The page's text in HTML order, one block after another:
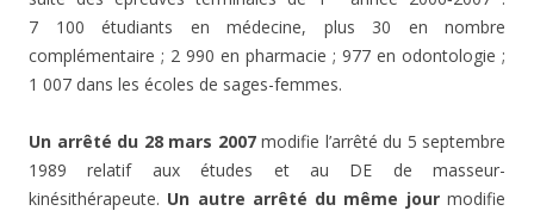
7 100 étudiants en médecine, plus 30 en nombre
complémentaire ; 2 990 en pharmacie ; 977 en odontologie ;
1 007 dans les écoles de sages-femmes.
Un arrêté du 28 mars 2007modifie l’arrêté du 5 septembre
1989 relatif aux études et au DE de masseur-
kinésithérapeute. Un autre arrêté du même jourmodifie